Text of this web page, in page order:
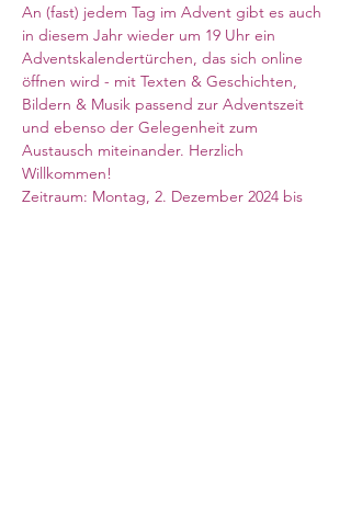
An (fast) jedem Tag im Advent gibt es auch
in diesem Jahr wieder um 19 Uhr ein
Adventskalendertürchen, das sich online
öffnen wird - mit Texten & Geschichten,
Bildern & Musik passend zur Adventszeit
und ebenso der Gelegenheit zum
Austausch miteinander. Herzlich
Willkommen!
Zeitraum: Montag, 2. Dezember 2024 bis